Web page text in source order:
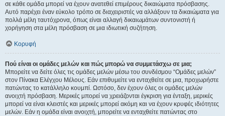
σε κάθε ομάδα μπορεί να έχουν ανατεθεί επιμέρους δικαιώματα πρόσβασης.
Αυτό παρέχει έναν εύκολο τρόπο σε διαχειριστές να αλλάξουν τα δικαιώματα για
πολλά μέλη ταυτόχρονα, όπως είναι αλλαγή δικαιωμάτων συντονιστή ή
χορήγηση στα μέλη πρόσβαση σε μια ιδιωτική συζήτηση.
Κορυφή
Πού είναι οι ομάδες μελών και πώς μπορώ να συμμετάσχω σε μια;
Μπορείτε να δείτε όλες τις ομάδες μελών μέσω του συνδέσμου “Ομάδες μελών”
στον Πίνακα Ελέγχου Μέλους. Εάν επιθυμείτε να ενταχθείτε σε μια, προχωρήστε
πατώντας το κατάλληλο κουμπί. Ωστόσο, δεν έχουν όλες οι ομάδες μελών
ανοιχτή πρόσβαση. Μερικές μπορεί να χρειάζονται έγκριση για ένταξη, μερικές
μπορεί να είναι κλειστές και μερικές μπορεί ακόμη και να έχουν κρυφές ιδιότητες
μελών. Εάν η ομάδα είναι ανοιχτή, μπορείτε να ενταχθείτε πατώντας στο